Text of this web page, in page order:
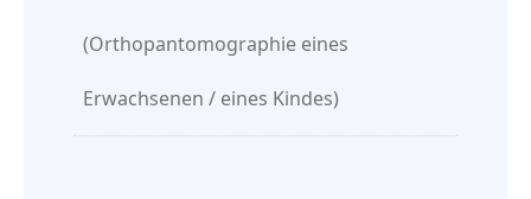
(Orthopantomographie eines
Erwachsenen / eines Kindes)